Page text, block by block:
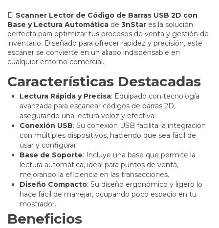
El Scanner Lector de Código de Barras USB 2D con
Base y Lectura Automática de 3nStar es la solución
perfecta para optimizar tus procesos de venta y gestión de
inventario. Diseñado para ofrecer rapidez y precisión, este
escáner se convierte en un aliado indispensable en
cualquier entorno comercial.
Características Destacadas
Lectura Rápida y Precisa: Equipado con tecnología
avanzada para escanear códigos de barras 2D,
asegurando una lectura veloz y efectiva.
Conexión USB: Su conexión USB facilita la integración
con múltiples dispositivos, haciendo que sea fácil de
usar y configurar.
Base de Soporte: Incluye una base que permite la
lectura automática, ideal para puntos de venta,
mejorando la eficiencia en las transacciones.
Diseño Compacto: Su diseño ergonómico y ligero lo
hace fácil de manejar, ocupando poco espacio en tu
mostrador.
Beneficios